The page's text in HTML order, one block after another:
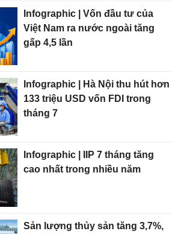
Infographic | Vốn đầu tư của
Việt Nam ra nước ngoài tăng
gấp 4,5 lần
Infographic | Hà Nội thu hút hơn
133 triệu USD vốn FDI trong
tháng 7
Infographic | IIP 7 tháng tăng
cao nhất trong nhiều năm
Sản lượng thủy sản tăng 3,7%,